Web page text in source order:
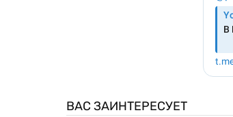
ВАС ЗАИНТЕРЕСУЕТ